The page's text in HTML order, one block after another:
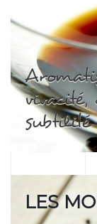
vivacité,
subtilité
LES